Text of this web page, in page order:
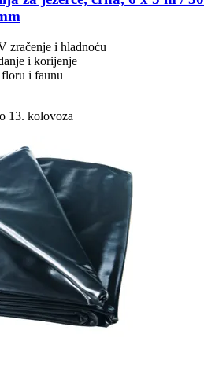
zračenje i hladnoću
i korijenje
floru i faunu
13. kolovoza